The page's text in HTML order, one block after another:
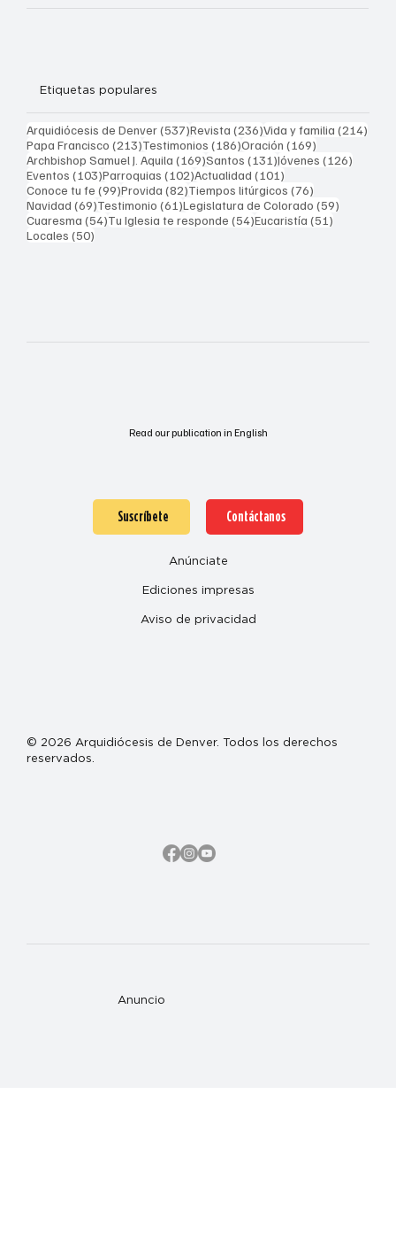
Etiquetas populares
Arquidiócesis de Denver(537)537 entradas
Revista (236)236 entradas
Vida y familia (214)
Papa Francisco (213)213 entradas
Testimonios (186)186 entradas
Oración (169)
Archbishop Samuel J. Aquila (169)169 entradas
Santos (131)131 entradas
Jóvenes (126)
Eventos (103)103 entradas
Parroquias (102)102 entradas
Actualidad (101)
Conoce tu fe (99)99 entradas
Provida (82)82 entradas
Tiempos litúrgicos (76)
Navidad (69)69 entradas
Testimonio (61)61 entradas
Legislatura de Colorado (59)
Cuaresma (54)54 entradas
Tu Iglesia te responde (54)54 entradas
Eucaristía (51)
Locales (50)
Read our publication in English
Anuncio
Suscríbete Contáctanos
Anúnciate
Ediciones impresas
Aviso de privacidad
© 2026 Arquidiócesis de Denver. Todos los derechos
reservados.